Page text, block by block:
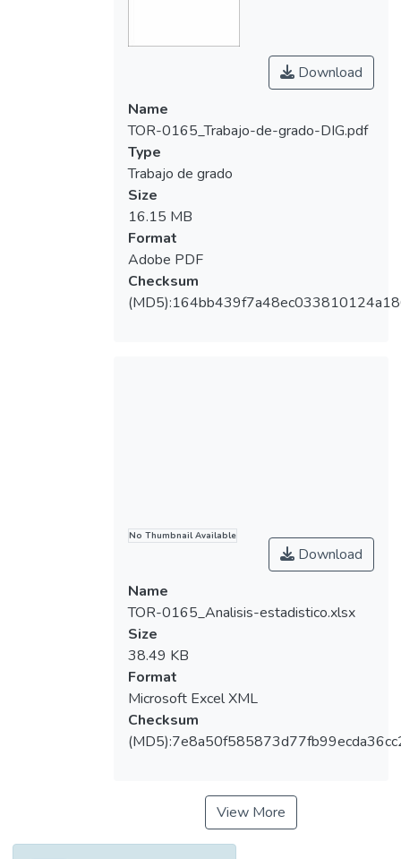
Download
Name
TOR-0165_Trabajo-de-grado-DIG.pdf
Type
Trabajo de grado
Size
16.15 MB
Format
Adobe PDF
Checksum
No Thumbnail Available
Download
Name
TOR-0165_Analisis-estadistico.xlsx
Size
38.49 KB
Format
Microsoft Excel XML
Checksum
View More